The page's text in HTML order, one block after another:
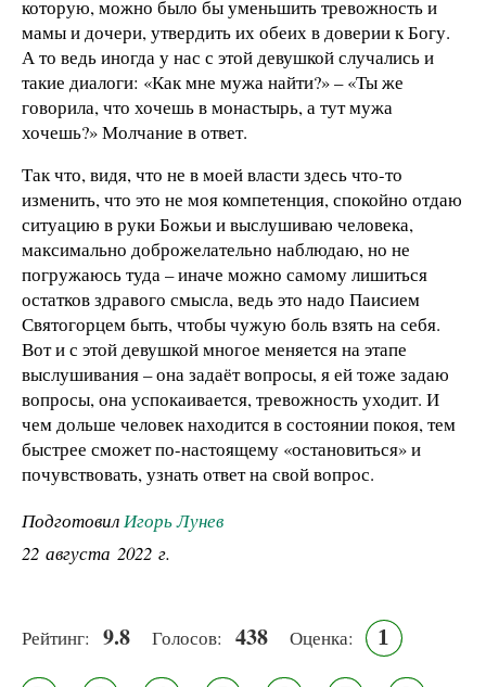
которую, можно было бы уменьшить тревожность и
мамы и дочери, утвердить их обеих в доверии к Богу.
А то ведь иногда у нас с этой девушкой случались и
такие диалоги: «Как мне мужа найти?» – «Ты же
говорила, что хочешь в монастырь, а тут мужа
хочешь?» Молчание в ответ.
Так что, видя, что не в моей власти здесь что-то
изменить, что это не моя компетенция, спокойно отдаю
ситуацию в руки Божьи и выслушиваю человека,
максимально доброжелательно наблюдаю, но не
погружаюсь туда – иначе можно самому лишиться
остатков здравого смысла, ведь это надо Паисием
Святогорцем быть, чтобы чужую боль взять на себя.
Вот и с этой девушкой многое меняется на этапе
выслушивания – она задаёт вопросы, я ей тоже задаю
вопросы, она успокаивается, тревожность уходит. И
чем дольше человек находится в состоянии покоя, тем
быстрее сможет по-настоящему «остановиться» и
почувствовать, узнать ответ на свой вопрос.
ПодготовилИгорь Лунев
22 августа 2022 г.
Рейтинг: 9.8 Голосов: 438 Оценка: 1